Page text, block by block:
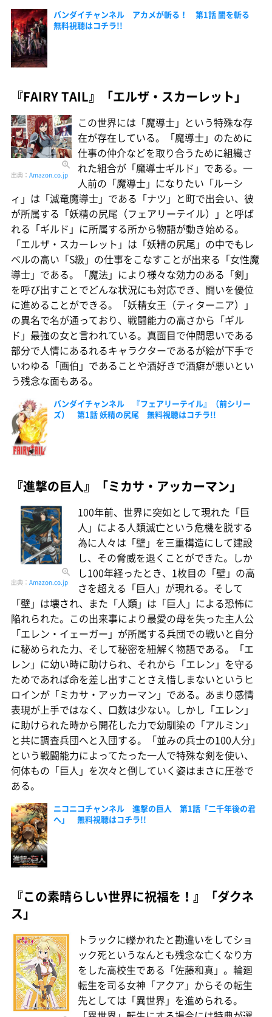
バンダイチャンネル アカメが斬る！ 第1話 闇を斬る
無料視聴はコチラ!!
『FAIRY TAIL』「エルザ・スカーレット」
出典： Amazon.co.jp
この世界には「魔導士」という特殊な存
在が存在している。「魔導士」のために
仕事の仲介などを取り合うために組織さ
れた組合が「魔導士ギルド」である。一
人前の「魔導士」になりたい「ルーシ
ィ」は「滅竜魔導士」である「ナツ」と町で出会い、彼
が所属する「妖精の尻尾（フェアリーテイル）」と呼ば
れる「ギルド」に所属する所から物語が動き始める。
「エルザ・スカーレット」は「妖精の尻尾」の中でもレ
ベルの高い「S級」の仕事をこなすことが出来る「女性魔
導士」である。「魔法」により様々な効力のある「剣」
を呼び出すことでどんな状況にも対応でき、闘いを優位
に進めることができる。「妖精女王（ティターニア）」
の異名で名が通っており、戦闘能力の高さから「ギル
ド」最強の女と言われている。真面目で仲間思いである
部分で人情にあるれるキャラクターであるが絵が下手で
いわゆる「画伯」であることや酒好きで酒癖が悪いとい
う残念な面もある。
バンダイチャンネル 『フェアリーテイル』（前シリー
ズ） 第1話 妖精の尻尾 無料視聴はコチラ!!
『進撃の巨人』「ミカサ・アッカーマン」
出典： Amazon.co.jp
100年前、世界に突如として現れた「巨
人」による人類滅亡という危機を脱する
為に人々は「壁」を三重構造にして建設
し、その脅威を退くことができた。しか
し100年経ったとき、1枚目の「壁」の高
さを超える「巨人」が現れる。そして
「壁」は壊され、また「人類」は「巨人」による恐怖に
陥れられた。この出来事により最愛の母を失った主人公
「エレン・イェーガー」が所属する兵団での戦いと自分
に秘められた力、そして秘密を紐解く物語である。「エ
レン」に幼い時に助けられ、それから「エレン」を守る
ためであれば命を差し出すことさえ惜しまないというヒ
ロインが「ミカサ・アッカーマン」である。あまり感情
表現が上手ではなく、口数は少ない。しかし「エレン」
に助けられた時から開花した力で幼馴染の「アルミン」
と共に調査兵団へと入団する。「並みの兵士の100人分」
という戦闘能力によってたった一人で特殊な剣を使い、
何体もの「巨人」を次々と倒していく姿はまさに圧巻で
ある。
ニコニコチャンネル 進撃の巨人 第1話「二千年後の君
へ」 無料視聴はコチラ!!
『この素晴らしい世界に祝福を！』「ダクネ
ス」
トラックに轢かれたと勘違いをしてショ
ック死というなんとも残念な亡くなり方
をした高校生である「佐藤和真」。輪廻
転生を司る女神「アクア」からその転生
先としては「異世界」を進められる。